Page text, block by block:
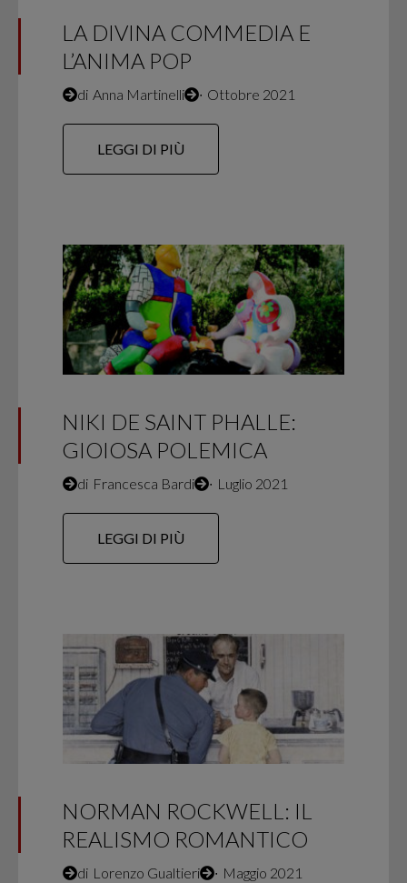
LA DIVINA COMMEDIA E
L’ANIMA POP
di Anna Martinelli ∙ Ottobre 2021
LEGGI DI PIÙ
NIKI DE SAINT PHALLE:
GIOIOSA POLEMICA
di Francesca Bardi ∙ Luglio 2021
LEGGI DI PIÙ
NORMAN ROCKWELL: IL
REALISMO ROMANTICO
di Lorenzo Gualtieri ∙ Maggio 2021